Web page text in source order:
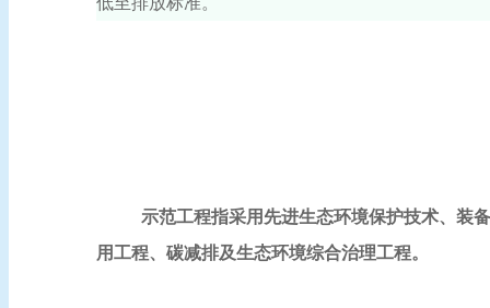
示范工程指采用先进生态环境保护技术、装
用工程、碳减排及生态环境综合治理工程。